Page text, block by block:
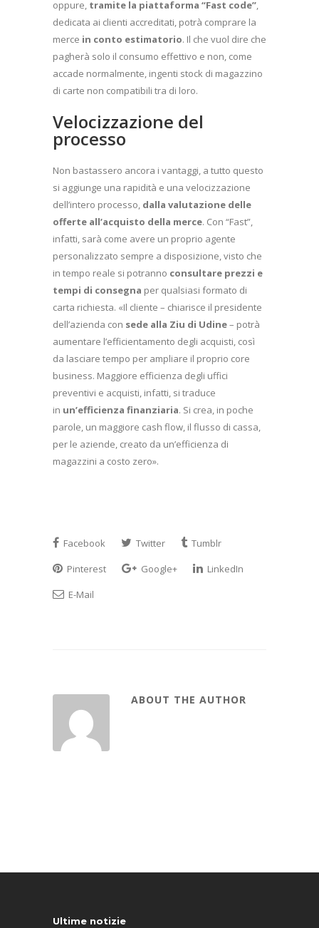
oppure, tramite la piattaforma “Fast code”,
dedicata ai clienti accreditati, potrà comprare la
merce in conto estimatorio. Il che vuol dire che
pagherà solo il consumo effettivo e non, come
accade normalmente, ingenti stock di magazzino
di carte non compatibili tra di loro.
Velocizzazione del
processo
Non bastassero ancora i vantaggi, a tutto questo
si aggiunge una rapidità e una velocizzazione
dell’intero processo, dalla valutazione delle
offerte all’acquisto della merce. Con “Fast”,
infatti, sarà come avere un proprio agente
personalizzato sempre a disposizione, visto che
in tempo reale si potranno consultare prezzi e
tempi di consegna per qualsiasi formato di
carta richiesta. «Il cliente – chiarisce il presidente
dell’azienda con sede alla Ziu di Udine– potrà
aumentare l’efficientamento degli acquisti, così
da lasciare tempo per ampliare il proprio core
business. Maggiore efficienza degli uffici
preventivi e acquisti, infatti, si traduce
in un’efficienza finanziaria. Si crea, in poche
parole, un maggiore cash flow, il flusso di cassa,
per le aziende, creato da un’efficienza di
magazzini a costo zero».
Facebook Twitter
Tumblr
Pinterest
Google+
LinkedIn
E-Mail
ABOUT THE AUTHOR
Ultime notizie